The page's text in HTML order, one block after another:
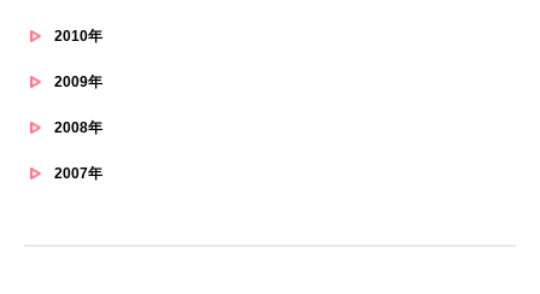
2010年
2009年
2008年
2007年